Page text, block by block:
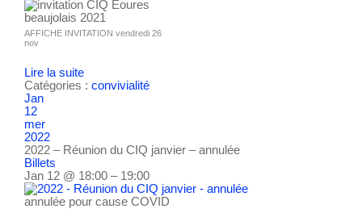
AFFICHE INVITATION vendredi 26
nov
Lire la suite
Catégories : convivialité
Jan
12
mer
2022
2022 – Réunion du CIQ janvier – annulée
Billets
Jan 12 @ 18:00 – 19:00
annulée pour cause COVID